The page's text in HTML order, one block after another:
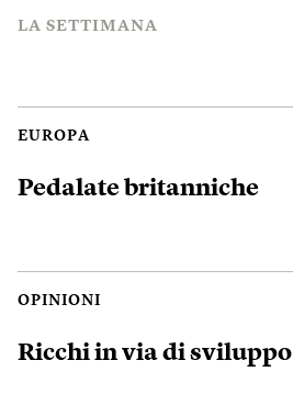
LA SETTIMANA
EUROPA
Pedalate britanniche
OPINIONI
Ricchi in via di sviluppo